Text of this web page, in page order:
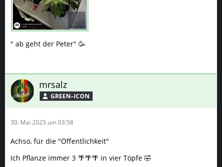
" ab geht der Peter" 🥳
mrsalz
GREEN–ICON
30. Mai 2025 um 03:58
Achso, für die "Öffentlichkeit"
Ich Pflanze immer 3 🌴🌴🌴 in vier Töpfe 🤣